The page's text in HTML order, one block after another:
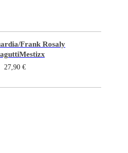
Frank Rosaly
Mestizx
27,90 €